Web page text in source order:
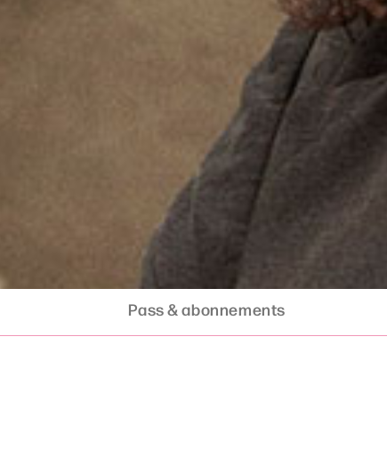
Pass & abonnements